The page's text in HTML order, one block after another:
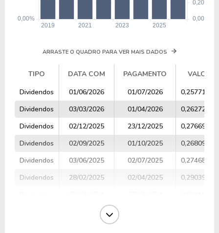
ARRASTE O QUADRO PARA VER MAIS DADOS
TIPO DATA COM PAGAMENTO
VALOR
TIPO
DATA COM PAGAMENTO VALOR
Dividendos 01/06/2026 01/07/2026
0,25771260
Dividendos
03/03/2026 01/04/2026
0,26272878
Dividendos
02/12/2025 23/12/2025
0,27669548
Dividendos
02/09/2025 01/10/2025
0,26809169
Dividendos
03/06/2025 02/07/2025
0,27468372
Dividendos
28/02/2025 02/04/2025
0,29039631
03/09/2024